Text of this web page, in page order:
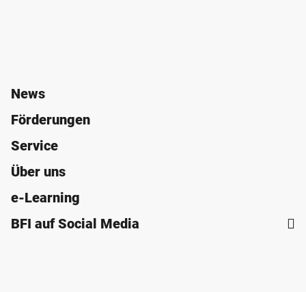
News
Förderungen
Service
Über uns
e-Learning
BFI auf Social Media